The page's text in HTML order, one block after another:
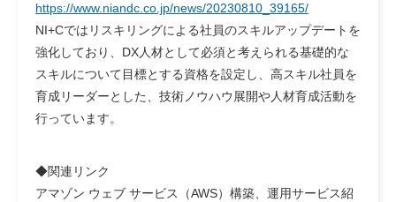
https://www.niandc.co.jp/news/20230810_39165/
NI+Cではリスキリングによる社員のスキルアップデートを
強化しており、DX人材として必須と考えられる基礎的な
スキルについて目標とする資格を設定し、高スキル社員を
育成リーダーとした、技術ノウハウ展開や人材育成活動を
行っています。
◆関連リンク
アマゾン ウェブ サービス（AWS）構築、運用サービス紹